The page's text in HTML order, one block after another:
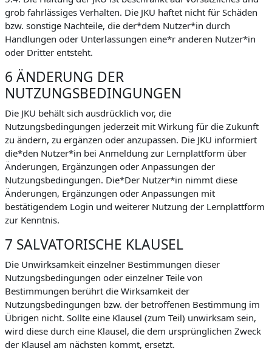
grob fahrlässiges Verhalten. Die JKU haftet nicht für Schäden
bzw. sonstige Nachteile, die der*dem Nutzer*in durch
Handlungen oder Unterlassungen eine*r anderen Nutzer*in
oder Dritter entsteht.
6 ÄNDERUNG DER
NUTZUNGSBEDINGUNGEN
Die JKU behält sich ausdrücklich vor, die
Nutzungsbedingungen jederzeit mit Wirkung für die Zukunft
zu ändern, zu ergänzen oder anzupassen. Die JKU informiert
die*den Nutzer*in bei Anmeldung zur Lernplattform über
Änderungen, Ergänzungen oder Anpassungen der
Nutzungsbedingungen. Die*Der Nutzer*in nimmt diese
Änderungen, Ergänzungen oder Anpassungen mit
bestätigendem Login und weiterer Nutzung der Lernplattform
zur Kenntnis.
7 SALVATORISCHE KLAUSEL
Die Unwirksamkeit einzelner Bestimmungen dieser
Nutzungsbedingungen oder einzelner Teile von
Bestimmungen berührt die Wirksamkeit der
Nutzungsbedingungen bzw. der betroffenen Bestimmung im
Übrigen nicht. Sollte eine Klausel (zum Teil) unwirksam sein,
wird diese durch eine Klausel, die dem ursprünglichen Zweck
der Klausel am nächsten kommt, ersetzt.